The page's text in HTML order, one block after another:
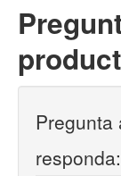
responda: